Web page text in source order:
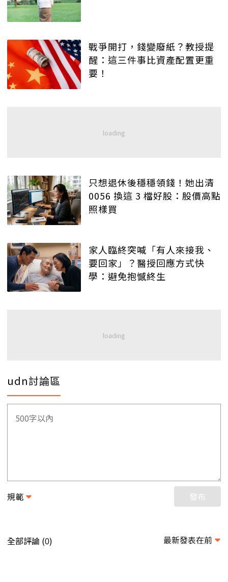
戰爭開打，錢變廢紙？教授提
醒：這三件事比資產配置更重
要！
只想退休後穩穩領錢！她出清
0056 換這 3 檔好股：股價高點
照樣買
家人臨終突喊「有人來接我、
要回家」？醫授回應方式快
學：避免抱憾終生
udn討論區
規範 發布
全部評論 (0) 最新發表在前